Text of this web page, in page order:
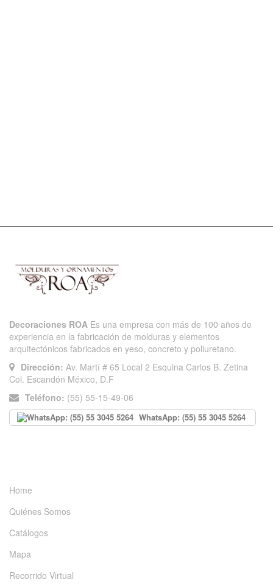
Decoraciones ROA Es una empresa con más de 100 años de
experiencia en la fabricación de molduras y elementos
arquitectónicos fabricados en yeso, concreto y poliuretano.
Dirección: Av. Martí # 65 Local 2 Esquina Carlos B. Zetina
Col. Escandón México, D.F
Teléfono: (55) 55-15-49-06
WhatsApp: (55) 55 3045 5264
Home
Quiénes Somos
Catálogos
Mapa
Recorrido Virtual